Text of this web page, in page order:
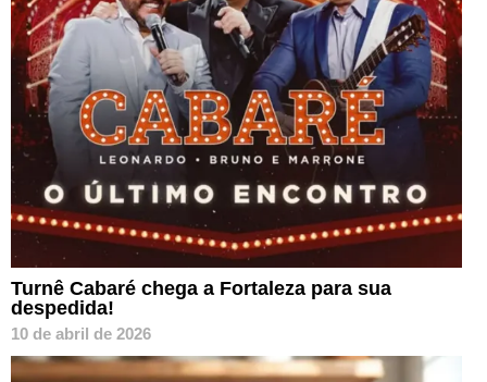
Turnê Cabaré chega a Fortaleza para sua
despedida!
10 de abril de 2026